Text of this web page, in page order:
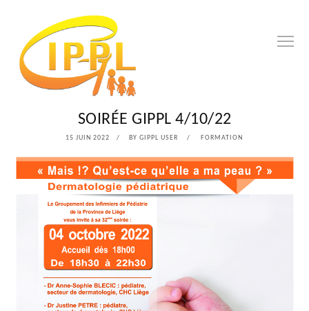
SOIRÉE GIPPL 4/10/22
POSTED
15 JUIN 2022 28
2023
BY GIPPL USER FORMATION